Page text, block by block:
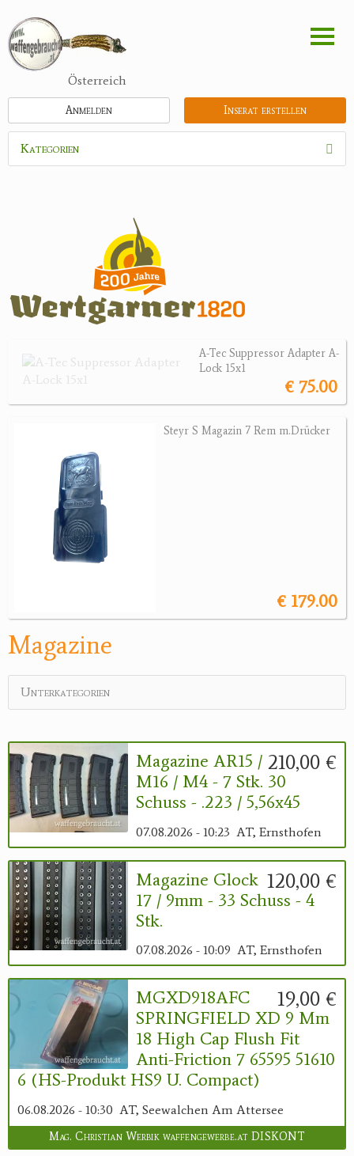
zum
Inhalt
Österreich
Inserat erstellen
Anmelden
Kategorien
Zubehör
Magazine
Sonstiges Zubehör
Jagdangebote
Jagdreviere
Bücher, Videos
Reviereinrichtungen
A-Tec Suppressor Adapter A-
Lock 15x1
€ 75.00
Steyr S Magazin 7 Rem m.Drücker
€ 179.00
Magazine
Unterkategorien
210,00 €
Magazine AR15 /
M16 / M4 - 7 Stk. 30
Schuss - .223 / 5,56x45
07.08.2026 - 10:23 AT, Ernsthofen
120,00 €
Magazine Glock
17 / 9mm - 33 Schuss - 4
Stk.
07.08.2026 - 10:09 AT, Ernsthofen
19,00 €
MGXD918AFC
SPRINGFIELD XD 9 Mm
18 High Cap Flush Fit
Anti-Friction 7 65595 51610
6 (HS-Produkt HS9 U. Compact)
06.08.2026 - 10:30 AT, Seewalchen Am Attersee
Mag. Christian Werbik waffengewerbe.at DISKONT